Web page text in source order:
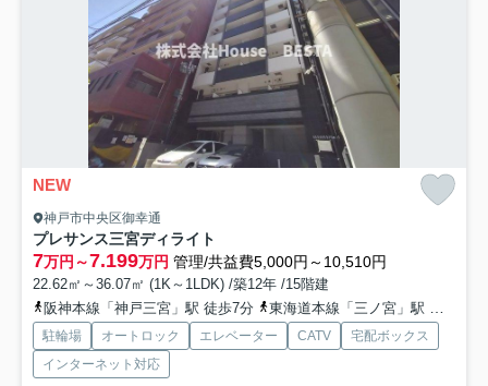
NEW
神戸市中央区御幸通
プレサンス三宮ディライト
7万円～7.199万円 管理/共益費5,000円～10,510円
22.62㎡～36.07㎡ (1K～1LDK) /築12年 /15階建
阪神本線「神戸三宮」駅 徒歩7分
東海道本線「三ノ宮」駅 徒歩9分
駐輪場 オートロック エレベーター CATV
宅配ボックス
インターネット対応